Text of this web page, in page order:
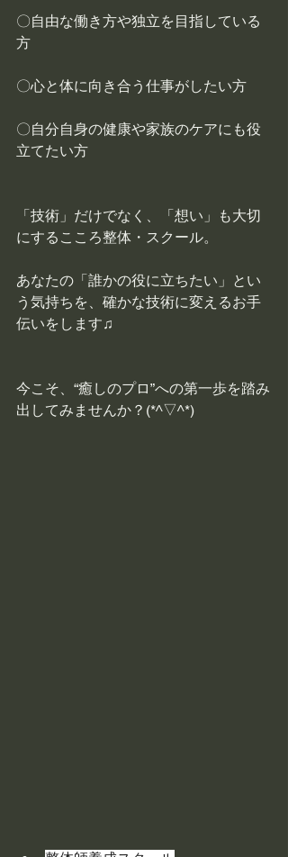
〇自由な働き方や独立を目指している
方
〇心と体に向き合う仕事がしたい方
〇自分自身の健康や家族のケアにも役
立てたい方
「技術」だけでなく、「想い」も大切
にするこころ整体・スクール。
あなたの「誰かの役に立ちたい」とい
う気持ちを、確かな技術に変えるお手
伝いをします♫
今こそ、“癒しのプロ”への第一歩を踏み
出してみませんか？(*^▽^*)